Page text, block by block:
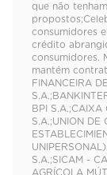
que não
consumidores
crédito
consumidores.
mantém
FINANCEIRA
BPI S.A.;CAIXA
S.A.;UNION DE
S.A.;SICAM -
AGRÍCOLA